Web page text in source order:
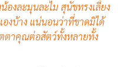
องละมุนละไม สุนัขทรงเลี้ยง
องบ้าง แน่นอนว่าที่ขาดมิได้
ตาคุณต่อสัตว์ทั้งหลายทั้ง